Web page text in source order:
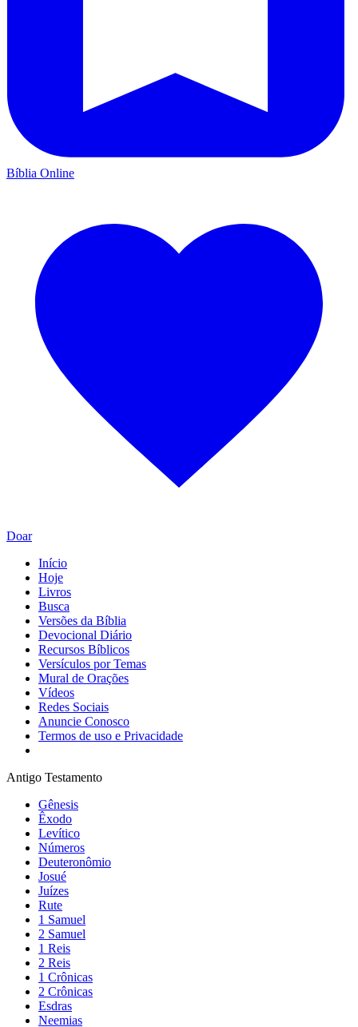
Bíblia Online
Doar
Início
Hoje
Livros
Busca
Versões da Bíblia
Devocional Diário
Recursos Bíblicos
Versículos por Temas
Mural de Orações
Vídeos
Redes Sociais
Anuncie Conosco
Termos de uso e Privacidade
Antigo Testamento
Gênesis
Êxodo
Levítico
Números
Deuteronômio
Josué
Juízes
Rute
1 Samuel
2 Samuel
1 Reis
2 Reis
1 Crônicas
2 Crônicas
Esdras
Neemias